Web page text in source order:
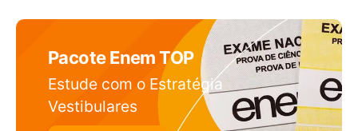
Pacote Enem TOP
Estude com o Estratégia
Vestibulares